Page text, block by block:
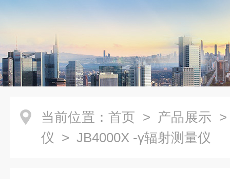
当前位置： 首页 > 产品展示
仪 > JB4000X -γ辐射测量仪